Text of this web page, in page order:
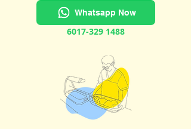
Whatsapp Now
6017-329 1488